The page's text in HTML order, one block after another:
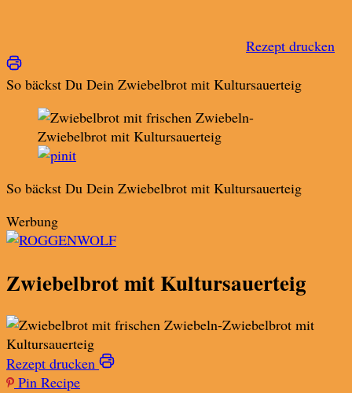
Rezept drucken
So bäckst Du Dein Zwiebelbrot mit Kultursauerteig
So bäckst Du Dein Zwiebelbrot mit Kultursauerteig
Werbung
Zwiebelbrot mit Kultursauerteig
Rezept drucken
Pin Recipe